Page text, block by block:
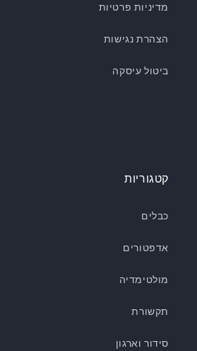
מדיניות פרטיות
הצהרת נגישות
ביטול עיסקה
קטגוריות
כבלים
אדפטורים
מולטימדיה
תקשורת
סידור וארגון